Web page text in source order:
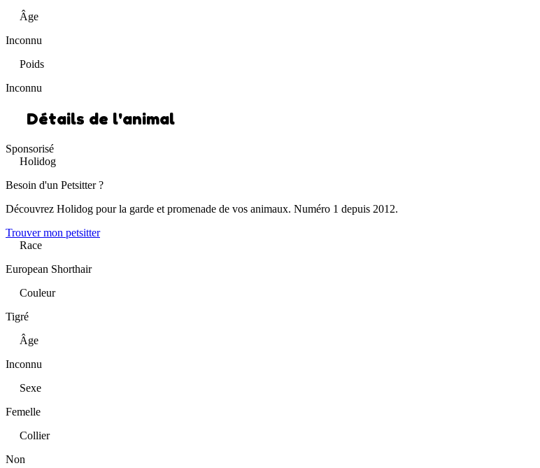
Âge
Inconnu
Poids
Inconnu
Détails de l'animal
Sponsorisé
Holidog
Besoin d'un Petsitter ?
Découvrez Holidog pour la garde et promenade de vos animaux. Numéro 1 depuis 2012.
Trouver mon petsitter
Race
European Shorthair
Couleur
Tigré
Âge
Inconnu
Sexe
Femelle
Collier
Non